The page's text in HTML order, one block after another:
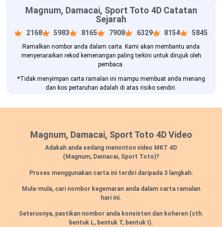
Magnum, Damacai, Sport Toto 4D Catatan
Sejarah
2168 5983 8165 7908 6329 8154 5845
Ramalkan nombor anda dalam carta. Kami akan membantu anda
menyenaraikan rekod kemenangan paling terkini untuk dirujuk oleh
pembaca.
*Tidak menyimpan carta ramalan ini mampu membuat anda menang
dan kos pertaruhan adalah di atas risiko sendiri.
Magnum, Damacai, Sport Toto 4D Video
Adakah anda sedang menonton video MKT 4D
(Magnum, Damacai, Sport Toto)?
Proses menggunakan carta ini terdiri daripada 3 langkah:
Mula-mula, cari nombor kegemaran anda dalam carta ramalan
hari ini.
Seterusnya, pastikan nombor anda konsisten dan koheren (cth.
bentuk L, bentuk T, bentuk I).